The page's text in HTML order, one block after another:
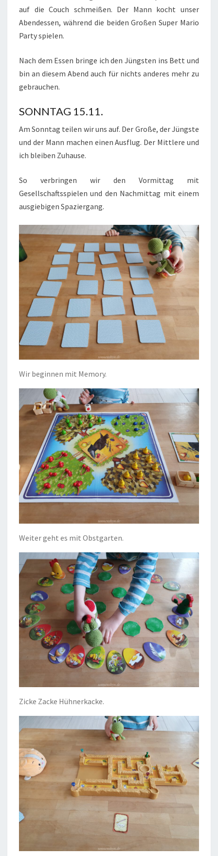
auf die Couch schmeißen. Der Mann kocht unser
Abendessen, während die beiden Großen Super Mario
Party spielen.
Nach dem Essen bringe ich den Jüngsten ins Bett und
bin an diesem Abend auch für nichts anderes mehr zu
gebrauchen.
SONNTAG 15.11.
Am Sonntag teilen wir uns auf. Der Große, der Jüngste
und der Mann machen einen Ausflug. Der Mittlere und
ich bleiben Zuhause.
So verbringen wir den Vormittag mit
Gesellschaftsspielen und den Nachmittag mit einem
ausgiebigen Spaziergang.
Wir beginnen mit Memory.
Weiter geht es mit Obstgarten.
Zicke Zacke Hühnerkacke.